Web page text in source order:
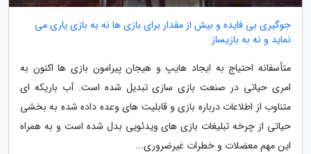
جوگیری بی فایده و بیش از مقدار برای بازی ها نه به بازی یاری می
نماید و نه به بازیساز
متأسفانه احتیاج به ایجاد هایپ و هیجان پیرامون بازی ها اکنون به
امری حیاتی در صنعت بازی سازی تبدیل شده است. آب باریکه ای
متناوب از اطلاعات درباره بازی و قابلیت های وعده داده شده به بخشی
حیاتی از چرخه تبلیغات بازی های ویدئویی بدل شده است و به همراه
این مهم معضلات و خطرات غیرضروری...